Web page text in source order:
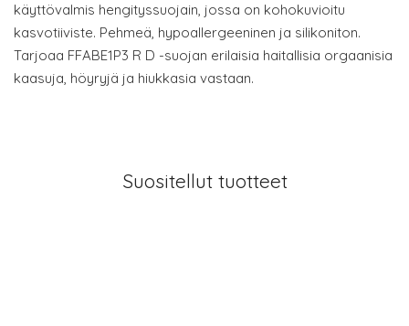
käyttövalmis hengityssuojain, jossa on kohokuvioitu
kasvotiiviste. Pehmeä, hypoallergeeninen ja silikoniton.
Tarjoaa FFABE1P3 R D -suojan erilaisia haitallisia orgaanisia
kaasuja, höyryjä ja hiukkasia vastaan.
Suositellut tuotteet